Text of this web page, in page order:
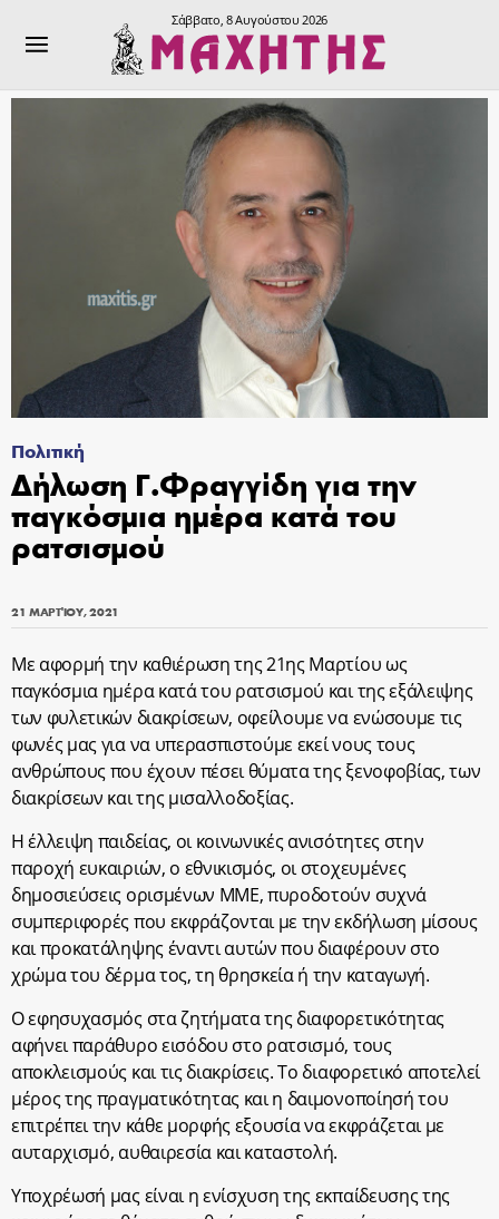
Σάββατο, 8 Αυγούστου 2026
Πολιτική
Δήλωση Γ.Φραγγίδη για την
παγκόσμια ημέρα κατά του
ρατσισμού
21 ΜΑΡΤΊΟΥ, 2021
Με αφορμή την καθιέρωση της 21ης Μαρτίου ως
παγκόσμια ημέρα κατά του ρατσισμού και της εξάλειψης
των φυλετικών διακρίσεων, οφείλουμε να ενώσουμε τις
φωνές μας για να υπερασπιστούμε εκεί νους τους
ανθρώπους που έχουν πέσει θύματα της ξενοφοβίας, των
διακρίσεων και της μισαλλοδοξίας.
Η έλλειψη παιδείας, οι κοινωνικές ανισότητες στην
παροχή ευκαιριών, ο εθνικισμός, οι στοχευμένες
δημοσιεύσεις ορισμένων ΜΜΕ, πυροδοτούν συχνά
συμπεριφορές που εκφράζονται με την εκδήλωση μίσους
και προκατάληψης έναντι αυτών που διαφέρουν στο
χρώμα του δέρμα τος, τη θρησκεία ή την καταγωγή.
Ο εφησυχασμός στα ζητήματα της διαφορετικότητας
αφήνει παράθυρο εισόδου στο ρατσισμό, τους
αποκλεισμούς και τις διακρίσεις. Το διαφορετικό αποτελεί
μέρος της πραγματικότητας και η δαιμονοποίησή του
επιτρέπει την κάθε μορφής εξουσία να εκφράζεται με
αυταρχισμό, αυθαιρεσία και καταστολή.
Υποχρέωσή μας είναι η ενίσχυση της εκπαίδευσης της